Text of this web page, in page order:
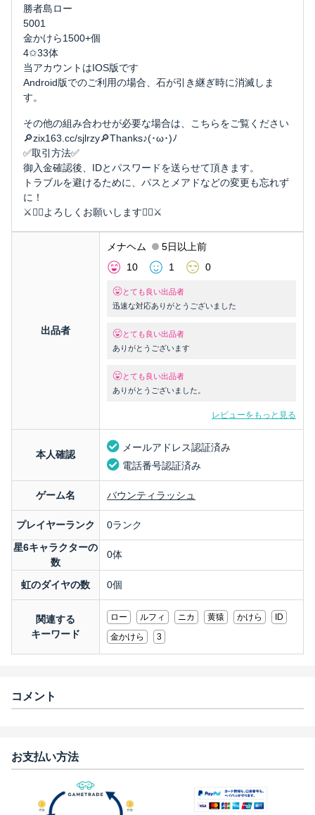
勝者島ロー
5001
金かけら1500+個
4✩33体
当アカウントはIOS版です
Android版でのご利用の場合、石が引き継ぎ時に消滅しま
す。
その他の組み合わせが必要な場合は、こちらをご覧ください
🔎zix163.cc/sjlrzy🔎Thanks♪(･ω･)ﾉ
✅取引方法✅
御入金確認後、IDとパスワードを送らせて頂きます。
トラブルを避けるために、パスとメアドなどの変更も忘れず
に！
⚔︎🙇‍♂️よろしくお願いします🙇‍♂️⚔︎
出品者
メナヘム
5日以上前
10
1 0
とても良い出品者
迅速な対応ありがとうございました
とても良い出品者
ありがとうございます
とても良い出品者
ありがとうございました。
レビューをもっと見る
本人確認
メールアドレス認証済み
電話番号認証済み
ゲーム名 バウンティラッシュ
プレイヤーランク
0ランク
星6キャラクターの
数
0体
虹のダイヤの数 0個
関連する
キーワード
ロー ルフィ ニカ 黄猿 かけら
ID
金かけら
3
コメント
お支払い方法